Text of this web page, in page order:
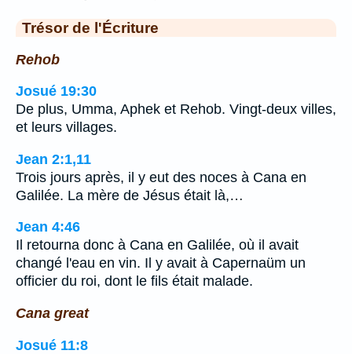
Trésor de l'Écriture
Rehob
Josué 19:30
De plus, Umma, Aphek et Rehob. Vingt-deux villes,
et leurs villages.
Jean 2:1,11
Trois jours après, il y eut des noces à Cana en
Galilée. La mère de Jésus était là,…
Jean 4:46
Il retourna donc à Cana en Galilée, où il avait
changé l'eau en vin. Il y avait à Capernaüm un
officier du roi, dont le fils était malade.
Cana great
Josué 11:8